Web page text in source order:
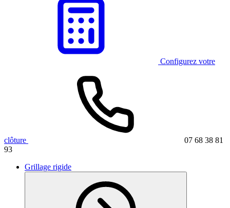
Configurez votre
clôture
07 68 38 81
93
Grillage rigide